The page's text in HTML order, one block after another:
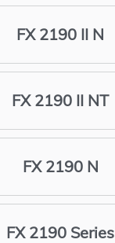
FX 2190 II N
FX 2190 II NT
FX 2190 N
FX 2190 Series